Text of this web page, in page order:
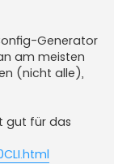
Generator
am meisten
(nicht alle),
gut für das